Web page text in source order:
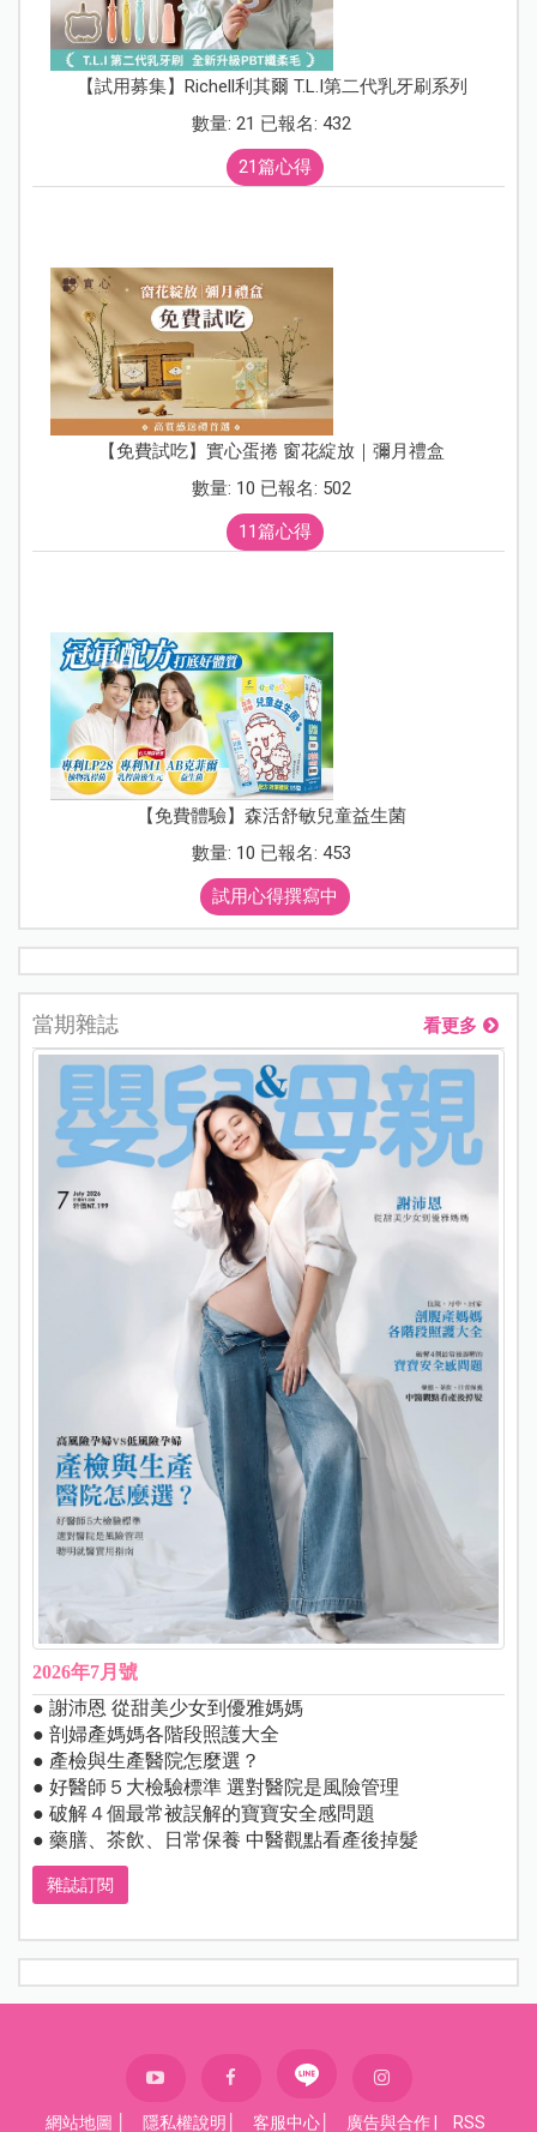
【試用募集】Richell利其爾 T.L.I第二代乳牙刷系列
數量: 21 已報名: 432
21篇心得
【免費試吃】實心蛋捲 窗花綻放｜彌月禮盒
數量: 10 已報名: 502
11篇心得
【免費體驗】森活舒敏兒童益生菌
數量: 10 已報名: 453
試用心得撰寫中
當期雜誌 看更多
2026年7月號
● 謝沛恩 從甜美少女到優雅媽媽
● 剖婦產媽媽各階段照護大全
● 產檢與生產醫院怎麼選？
● 好醫師５大檢驗標準 選對醫院是風險管理
● 破解４個最常被誤解的寶寶安全感問題
● 藥膳、茶飲、日常保養 中醫觀點看產後掉髮
雜誌訂閱
網站地圖 隱私權說明 客服中心 廣告與合作 RSS